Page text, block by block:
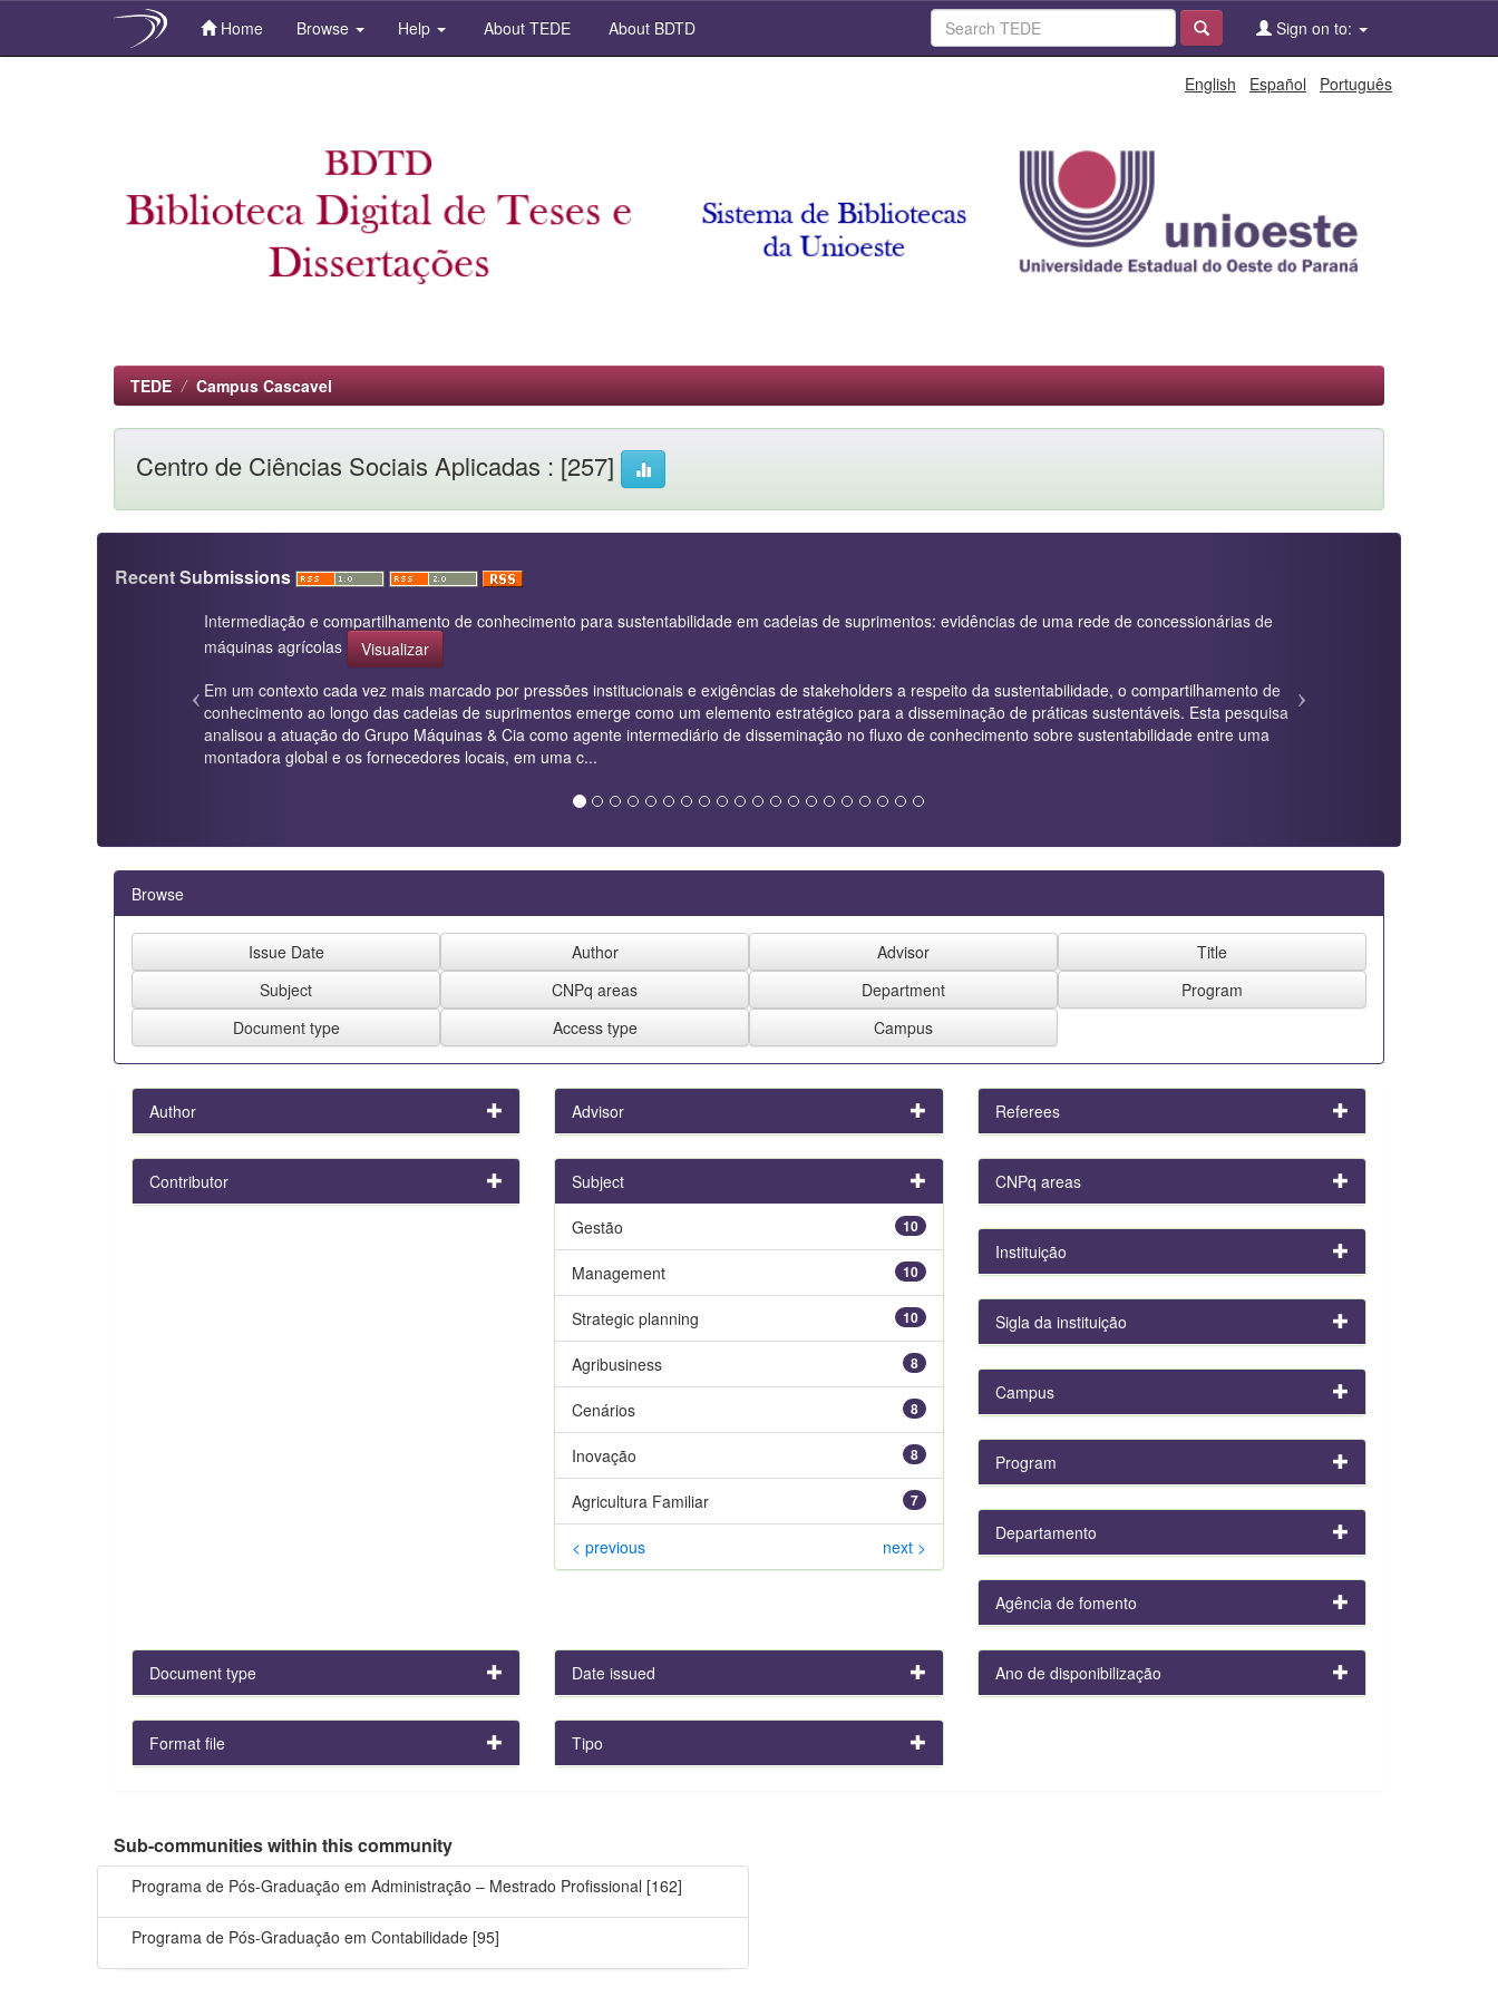
Home Browse Help About TEDE About BDTD Sign on to:
English Español Português
TEDE Campus Cascavel
Centro de Ciências Sociais Aplicadas : [257]
Recent Submissions
Intermediação e compartilhamento de conhecimento para sustentabilidade em cadeias de suprimentos: evidências de uma rede de concessionárias de
máquinas agrícolas
Visualizar
Em um contexto cada vez mais marcado por pressões institucionais e exigências de stakeholders a respeito da sustentabilidade, o compartilhamento de
conhecimento ao longo das cadeias de suprimentos emerge como um elemento estratégico para a disseminação de práticas sustentáveis. Esta pesquisa
analisou a atuação do Grupo Máquinas & Cia como agente intermediário de disseminação no fluxo de conhecimento sobre sustentabilidade entre uma
montadora global e os fornecedores locais, em uma c...
Browse
Author Advisor Referees
Contributor Subject
10
Gestão
10
Management
10
Strategic planning
8
Agribusiness
8
Cenários
8
Inovação
7
Agricultura Familiar
< previous next >
CNPq areas
Instituição
Sigla da instituição
Campus
Program
Departamento
Agência de fomento
Document type Date issued Ano de disponibilização
Format file Tipo
Sub-communities within this community
Programa de Pós-Graduação em Administração – Mestrado Profissional [162]
Programa de Pós-Graduação em Contabilidade [95]